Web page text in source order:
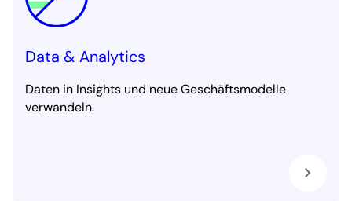
Data & Analytics
Daten in Insights und neue Geschäftsmodelle
verwandeln.